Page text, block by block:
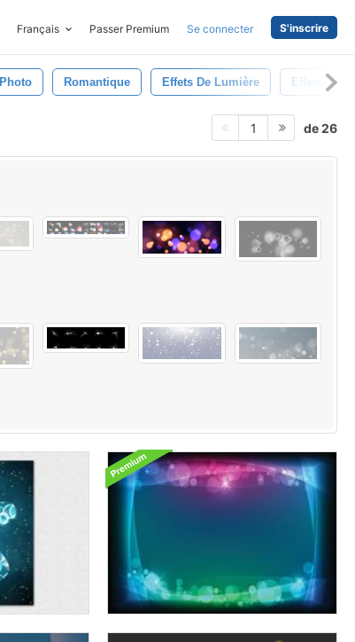
Français Passer Premium Se connecter S'inscrire
Photo Romantique Effets De Lumière Effets
1 de 26